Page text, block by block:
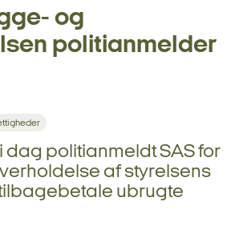
og
politianmelder
dag politianmeldt SAS for
af styrelsens
ubrugte